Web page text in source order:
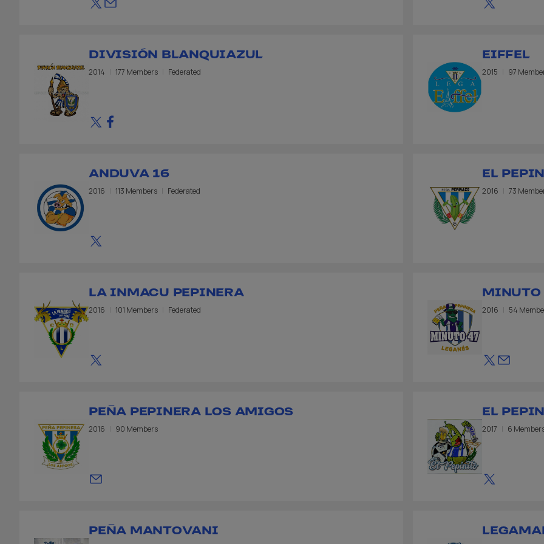
DIVISIÓN BLANQUIAZUL
2014 177 Members Federated
EIFFEL
2015 97
ANDUVA 16
2016 113 Members Federated
EL
2016 73
LA INMACU PEPINERA
2016 101 Members Federated
MINUTO
2016 54
PEÑA PEPINERA LOS AMIGOS
2016 90 Members
EL
2017 6
PEÑA MANTOVANI